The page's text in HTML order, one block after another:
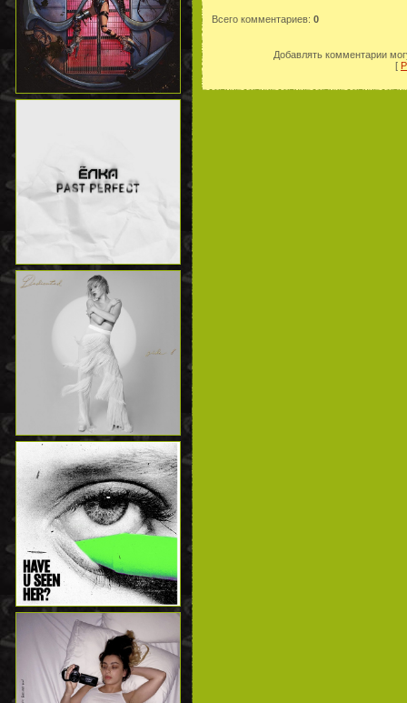
Всего комментариев: 0
Добавлять комментарии
[